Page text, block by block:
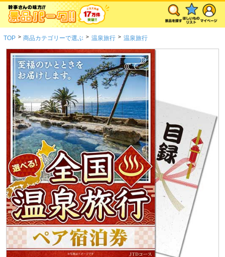
TOP > 商品カテゴリーで選ぶ > 温泉旅行 > 温泉旅行